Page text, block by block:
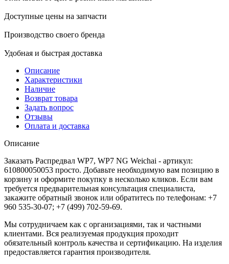
Доступные цены на запчасти
Производство своего бренда
Удобная и быстрая доставка
Описание
Характеристики
Наличие
Возврат товара
Задать вопрос
Отзывы
Оплата и доставка
Описание
Заказать Распредвал WP7, WP7 NG Weichai - артикул:
610800050053 просто. Добавьте необходимую вам позицию в
корзину и оформите покупку в несколько кликов. Если вам
требуется предварительная консультация специалиста,
закажите обратный звонок или обратитесь по телефонам: +7
960 535-30-07; +7 (499) 702-59-69.
Мы сотрудничаем как с организациями, так и частными
клиентами. Вся реализуемая продукция проходит
обязательный контроль качества и сертификацию. На изделия
предоставляется гарантия производителя.